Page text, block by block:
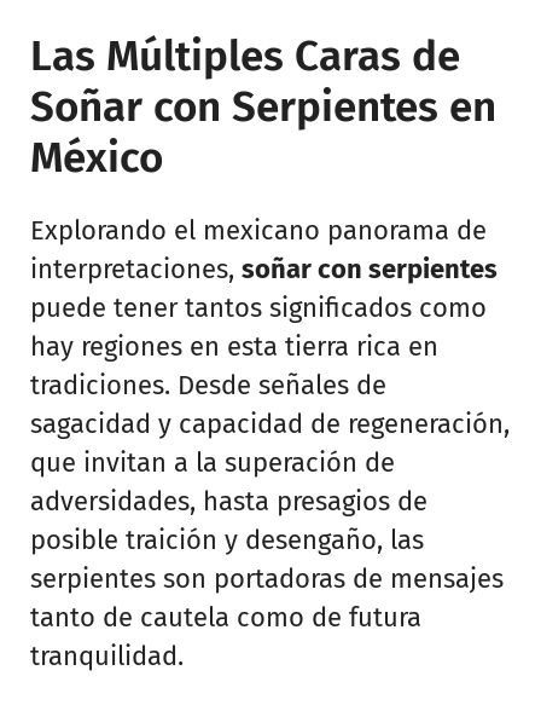
Las Múltiples Caras de
Soñar con Serpientes en
México
Explorando el mexicano panorama de
interpretaciones, soñar con serpientes
puede tener tantos significados como
hay regiones en esta tierra rica en
tradiciones. Desde señales de
sagacidad y capacidad de regeneración,
que invitan a la superación de
adversidades, hasta presagios de
posible traición y desengaño, las
serpientes son portadoras de mensajes
tanto de cautela como de futura
tranquilidad.